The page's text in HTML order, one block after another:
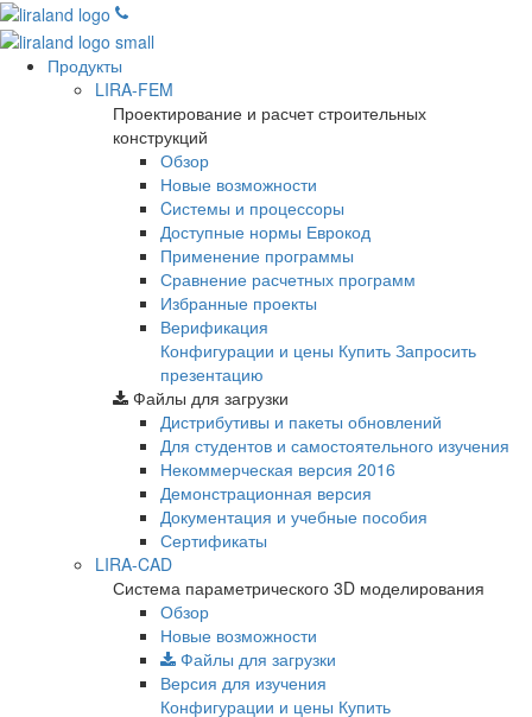
Продукты
LIRA-FEM
Проектирование и расчет строительных
конструкций
Обзор
Новые возможности
Cистемы и процессоры
Доступные нормы Еврокод
Применение программы
Сравнение расчетных программ
Избранные проекты
Верификация
Конфигурации и цены Купить Запросить
презентацию
Файлы для загрузки
Дистрибутивы и пакеты обновлений
Для студентов и самостоятельного изучения
Некоммерческая версия 2016
Демонстрационная версия
Документация и учебные пособия
Сертификаты
LIRA-CAD
Система параметрического 3D моделирования
Обзор
Новые возможности
Файлы для загрузки
Версия для изучения
Конфигурации и цены Купить